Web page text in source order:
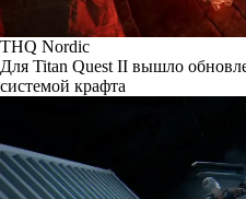
THQ Nordic
Для Titan Quest II вышло
системой крафта